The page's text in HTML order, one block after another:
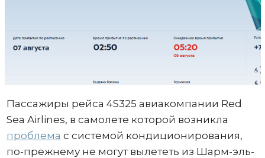
Пассажиры рейса 4S325 авиакомпании Red
Sea Airlines, в самолете которой возникла
проблема с системой кондиционирования,
по-прежнему не могут вылететь из Шарм-эль-